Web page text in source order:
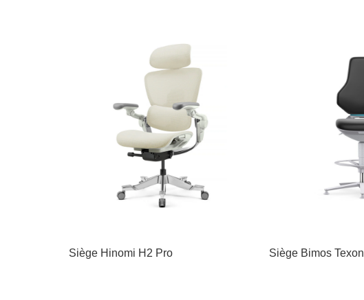
Siège Hinomi H2 Pro Siège Bimos Texon